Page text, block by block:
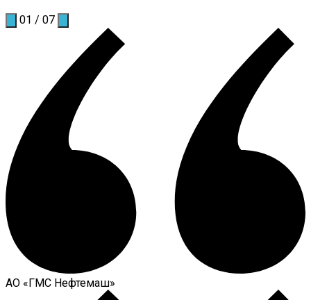
01 / 07
АО «ГМС Нефтемаш»